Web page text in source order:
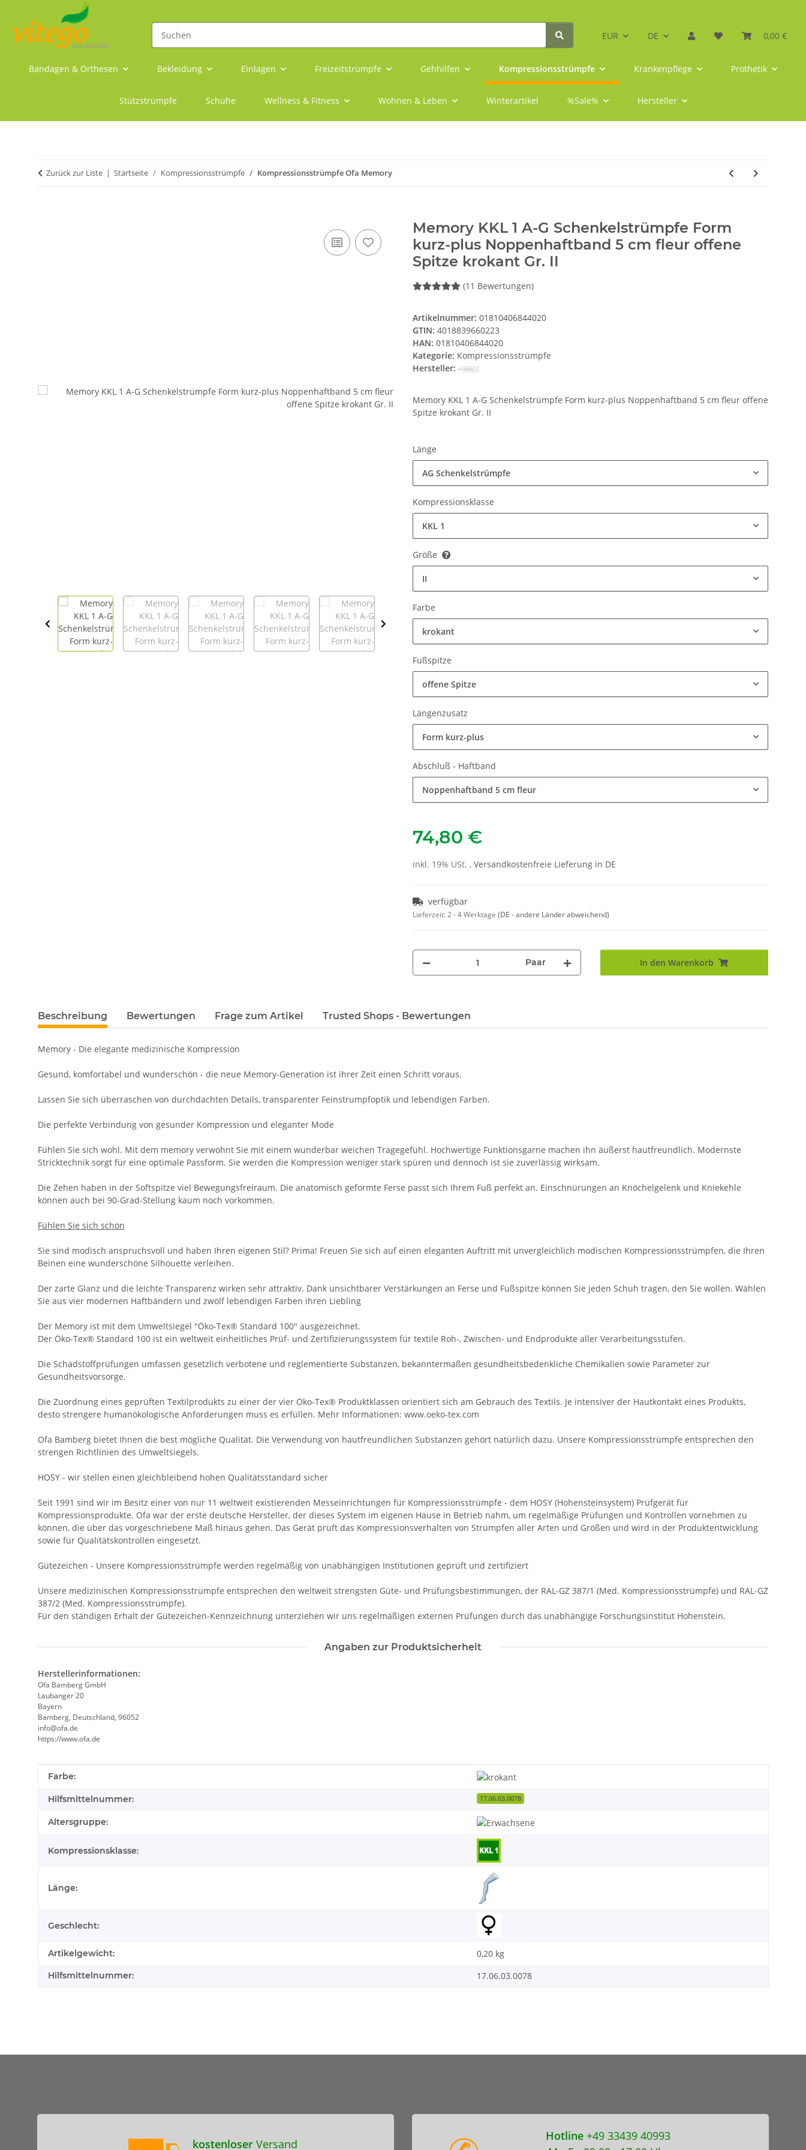
EUR DE 0,00 €
Bandagen & Orthesen Bekleidung Einlagen Freizeitstrümpfe Gehhilfen Kompressionsstrümpfe Krankenpflege Prothetik
Stützstrümpfe Schuhe Wellness & Fitness Wohnen & Leben Winterartikel %Sale% Hersteller
Zurück zur Liste Startseite Kompressionsstrümpfe Kompressionsstrümpfe Ofa Memory
Memory KKL 1 A-G Schenkelstrümpfe Form
kurz-plus Noppenhaftband 5 cm fleur offene
Spitze krokant Gr. II
(11 Bewertungen)
Artikelnummer: 01810406844020
GTIN: 4018839660223
HAN: 01810406844020
Kategorie: Kompressionsstrümpfe
Hersteller:
Memory KKL 1 A-G Schenkelstrümpfe Form kurz-plus Noppenhaftband 5 cm fleur offene
Spitze krokant Gr. II
Länge
AG Schenkelstrümpfe
Kompressionsklasse
KKL 1
Größe
II
Farbe
krokant
Fußspitze
offene Spitze
Längenzusatz
Form kurz-plus
Abschluß - Haftband
Noppenhaftband 5 cm fleur
74,80 €
inkl. 19% USt. , Versandkostenfreie Lieferung in DE
verfügbar
Lieferzeit:2 - 4 Werktage (DE - andere Länder abweichend)
Paar In den Warenkorb
Beschreibung Bewertungen Frage zum Artikel Trusted Shops - Bewertungen
Memory - Die elegante medizinische Kompression
Gesund, komfortabel und wunderschön - die neue Memory-Generation ist ihrer Zeit einen Schritt voraus.
Lassen Sie sich überraschen von durchdachten Details, transparenter Feinstrumpfoptik und lebendigen Farben.
Die perfekte Verbindung von gesunder Kompression und eleganter Mode
Fühlen Sie sich wohl. Mit dem memory verwöhnt Sie mit einem wunderbar weichen Tragegefühl. Hochwertige Funktionsgarne machen ihn äußerst hautfreundlich. Modernste
Stricktechnik sorgt für eine optimale Passform. Sie werden die Kompression weniger stark spüren und dennoch ist sie zuverlässig wirksam.
Die Zehen haben in der Softspitze viel Bewegungsfreiraum. Die anatomisch geformte Ferse passt sich Ihrem Fuß perfekt an. Einschnürungen an Knöchelgelenk und Kniekehle
können auch bei 90-Grad-Stellung kaum noch vorkommen.
Fühlen Sie sich schön
Sie sind modisch anspruchsvoll und haben Ihren eigenen Stil? Prima! Freuen Sie sich auf einen eleganten Auftritt mit unvergleichlich modischen Kompressionsstrümpfen, die Ihren
Beinen eine wunderschöne Silhouette verleihen.
Der zarte Glanz und die leichte Transparenz wirken sehr attraktiv. Dank unsichtbarer Verstärkungen an Ferse und Fußspitze können Sie jeden Schuh tragen, den Sie wollen. Wählen
Sie aus vier modernen Haftbändern und zwölf lebendigen Farben ihren Liebling
Der Memory ist mit dem Umweltsiegel "Öko-Tex® Standard 100" ausgezeichnet.
Der Öko-Tex® Standard 100 ist ein weltweit einheitliches Prüf- und Zertifizierungssystem für textile Roh-, Zwischen- und Endprodukte aller Verarbeitungsstufen.
Die Schadstoffprüfungen umfassen gesetzlich verbotene und reglementierte Substanzen, bekanntermaßen gesundheitsbedenkliche Chemikalien sowie Parameter zur
Gesundheitsvorsorge.
Die Zuordnung eines geprüften Textilprodukts zu einer der vier Öko-Tex® Produktklassen orientiert sich am Gebrauch des Textils. Je intensiver der Hautkontakt eines Produkts,
desto strengere humanökologische Anforderungen muss es erfüllen. Mehr Informationen: www.oeko-tex.com
Ofa Bamberg bietet Ihnen die best mögliche Qualität. Die Verwendung von hautfreundlichen Substanzen gehört natürlich dazu. Unsere Kompressionsstrümpfe entsprechen den
strengen Richtlinien des Umweltsiegels.
HOSY - wir stellen einen gleichbleibend hohen Qualitätsstandard sicher
Seit 1991 sind wir im Besitz einer von nur 11 weltweit existierenden Messeinrichtungen für Kompressionsstrümpfe - dem HOSY (Hohensteinsystem) Prüfgerät für
Kompressionsprodukte. Ofa war der erste deutsche Hersteller, der dieses System im eigenen Hause in Betrieb nahm, um regelmäßige Prüfungen und Kontrollen vornehmen zu
können, die über das vorgeschriebene Maß hinaus gehen. Das Gerät prüft das Kompressionsverhalten von Strümpfen aller Arten und Größen und wird in der Produktentwicklung
sowie für Qualitätskontrollen eingesetzt.
Gütezeichen - Unsere Kompressionsstrümpfe werden regelmäßig von unabhängigen Institutionen geprüft und zertifiziert
Unsere medizinischen Kompressionsstrümpfe entsprechen den weltweit strengsten Güte- und Prüfungsbestimmungen, der RAL-GZ 387/1 (Med. Kompressionsstrümpfe) und RAL-GZ
387/2 (Med. Kompressionsstrümpfe).
Für den ständigen Erhalt der Gütezeichen-Kennzeichnung unterziehen wir uns regelmäßigen externen Prüfungen durch das unabhängige Forschungsinstitut Hohenstein.
Angaben zur Produktsicherheit
Herstellerinformationen:
Ofa Bamberg GmbH
Laubanger 20
Bayern
Bamberg, Deutschland, 96052
info@ofa.de
https://www.ofa.de
Produkteigenschaft
Wert
Farbe:
Hilfsmittelnummer: 17.06.03.0078
Altersgruppe:
Kompressionsklasse:
Länge:
Geschlecht:
Artikelgewicht: 0,20 kg
Hilfsmittelnummer: 17.06.03.0078
kostenloserVersand
Hotline +49 33439 40993